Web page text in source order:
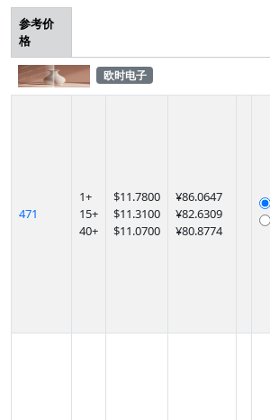
参考价
格
欧时电子
471
1+
15+
40+
$11.7800
$11.3100
$11.0700
¥86.0647
¥82.6309
¥80.8774